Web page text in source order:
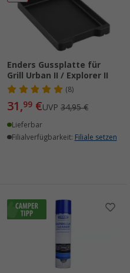
Enders Gussplatte für
Grill Urban II / Explorer II
(8)
31,99 €UVP 34,95 €
Lieferbar
Filialverfügbarkeit: Filiale setzen